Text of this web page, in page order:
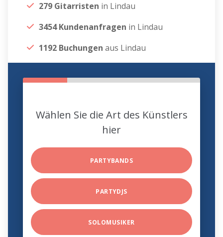
279 Gitarristen in Lindau
3454 Kundenanfragen in Lindau
1192 Buchungen aus Lindau
Wählen Sie die Art des Künstlers
hier
PARTYBANDS
PARTYDJS
SOLOMUSIKER